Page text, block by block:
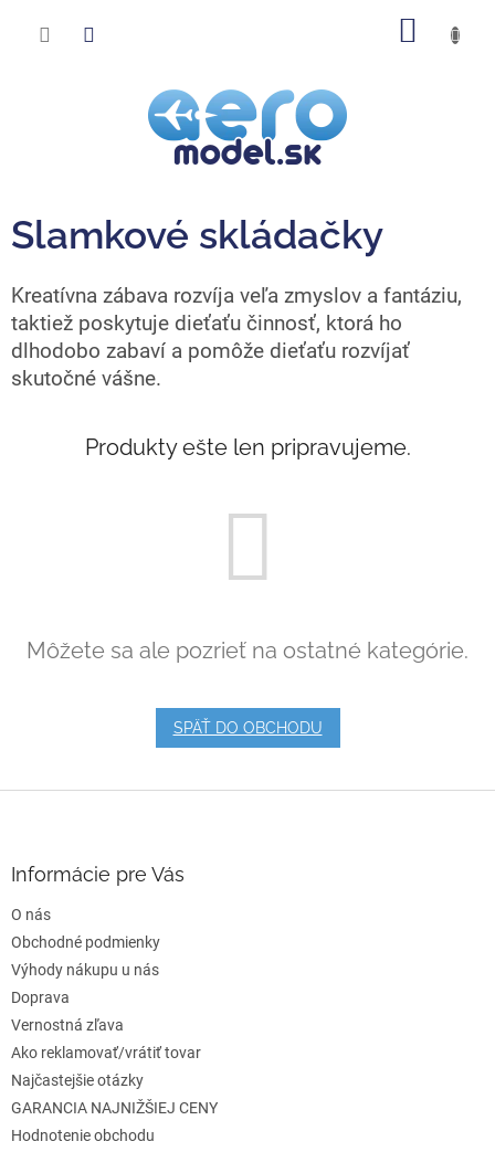
Slamkové skládačky
Kreatívna zábava rozvíja veľa zmyslov a fantáziu,
taktiež poskytuje dieťaťu činnosť, ktorá ho
dlhodobo zabaví a pomôže dieťaťu rozvíjať
skutočné vášne.
Produkty ešte len pripravujeme.
Môžete sa ale pozrieť na ostatné kategórie.
SPÄŤ DO OBCHODU
e
Informácie pre Vás
O nás
Obchodné podmienky
Výhody nákupu u nás
Doprava
Vernostná zľava
Ako reklamovať/vrátiť tovar
Najčastejšie otázky
GARANCIA NAJNIŽŠIEJ CENY
Hodnotenie obchodu